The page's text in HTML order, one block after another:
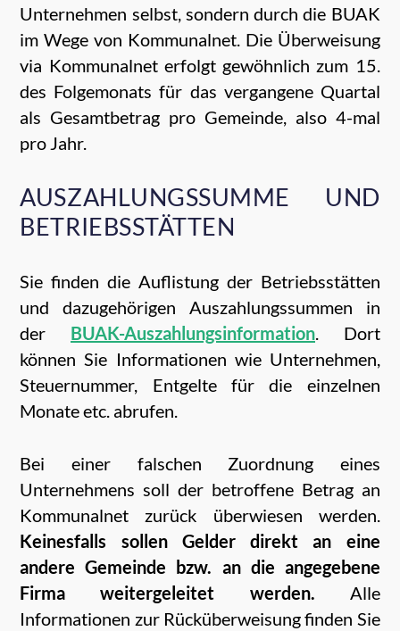
Unternehmen selbst, sondern durch die BUAK
im Wege von Kommunalnet. Die Überweisung
via Kommunalnet erfolgt gewöhnlich zum 15.
des Folgemonats für das vergangene Quartal
als Gesamtbetrag pro Gemeinde, also 4-mal
pro Jahr.
AUSZAHLUNGSSUMME UND
BETRIEBSSTÄTTEN
Sie finden die Auflistung der Betriebsstätten
und dazugehörigen Auszahlungssummen in
der BUAK-Auszahlungsinformation. Dort
können Sie Informationen wie Unternehmen,
Steuernummer, Entgelte für die einzelnen
Monate etc. abrufen.
Bei einer falschen Zuordnung eines
Unternehmens soll der betroffene Betrag an
Kommunalnet zurück überwiesen werden.
Keinesfalls sollen Gelder direkt an eine
andere Gemeinde bzw. an die angegebene
Firma weitergeleitet werden. Alle
Informationen zur Rücküberweisung finden Sie